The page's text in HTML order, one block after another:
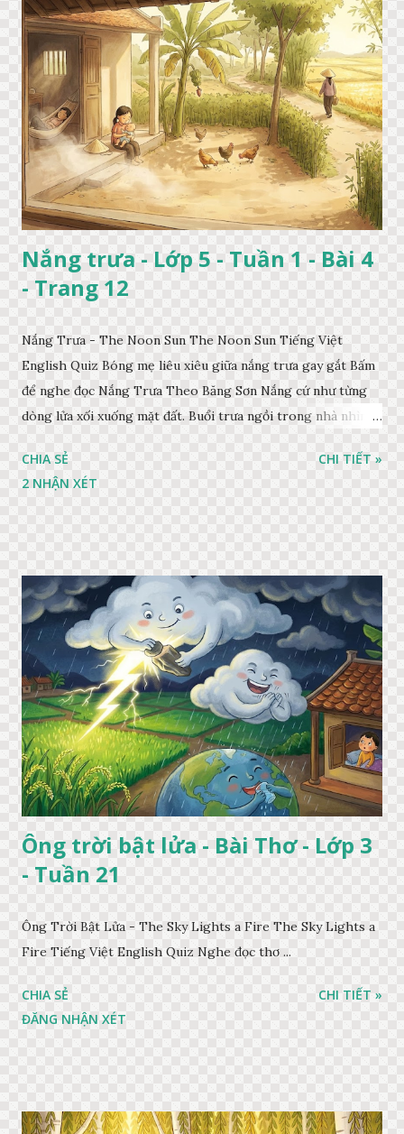
Nắng trưa - Lớp 5 - Tuần 1 - Bài 4
- Trang 12
Nắng Trưa - The Noon Sun The Noon Sun Tiếng Việt
English Quiz Bóng mẹ liêu xiêu giữa nắng trưa gay gắt Bấm
để nghe đọc Nắng Trưa Theo Băng Sơn Nắng cứ như từng
dòng lửa xối xuống mặt đất. Buổi trưa ngồi trong nhà nhìn
CHIA SẺ
2 NHẬN XÉT
CHI TIẾT »
Ông trời bật lửa - Bài Thơ - Lớp 3
- Tuần 21
Ông Trời Bật Lửa - The Sky Lights a Fire The Sky Lights a
Fire Tiếng Việt English Quiz Nghe đọc thơ ...
CHIA SẺ
ĐĂNG NHẬN XÉT
CHI TIẾT »